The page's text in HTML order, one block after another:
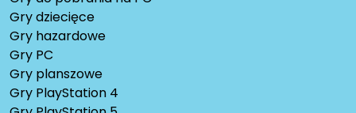
Gry dziecięce
Gry hazardowe
Gry PC
Gry planszowe
Gry PlayStation 4